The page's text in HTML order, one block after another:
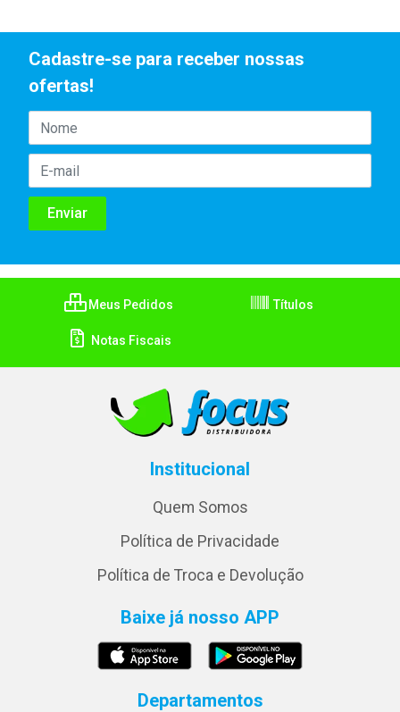
Cadastre-se para receber nossas
ofertas!
Meus Pedidos Títulos
Notas Fiscais
Institucional
Quem Somos
Política de Privacidade
Política de Troca e Devolução
Baixe já nosso APP
Departamentos